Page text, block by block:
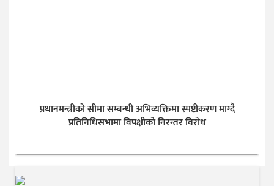
प्रधानमन्त्रीको सीमा सम्बन्धी अभिव्यक्तिमा स्पष्टीकरण माग्दै
प्रतिनिधिसभामा विपक्षीको निरन्तर विरोध